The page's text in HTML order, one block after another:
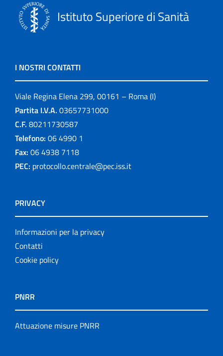
Istituto Superiore di Sanità
I NOSTRI CONTATTI
Viale Regina Elena 299, 00161 – Roma (I)
Partita I.V.A. 03657731000
C.F. 80211730587
Telefono: 06 4990 1
Fax: 06 4938 7118
PEC: protocollo.centrale@pec.iss.it
PRIVACY
Informazioni per la privacy
Contatti
Cookie policy
PNRR
Attuazione misure PNRR